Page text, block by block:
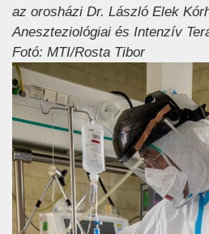
az orosházi Dr. László Elek
Aneszteziológiai és Intenzív
Fotó: MTI/Rosta Tibor